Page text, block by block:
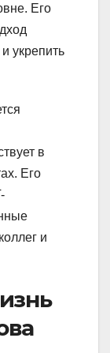
Его
укрепить
в
Его
и